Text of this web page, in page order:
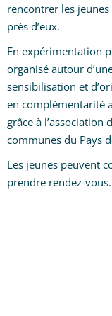
rencontrer les
près d’eux.
En expérimentation
organisé autour
sensibilisation et
en complémentarité
grâce à l’association
communes du Pays
Les jeunes peuvent
prendre rendez-vous.